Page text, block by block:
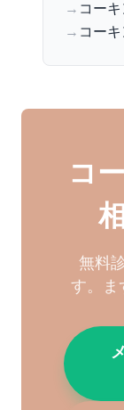
→ コー
→ コー
コ
無料
す。ま